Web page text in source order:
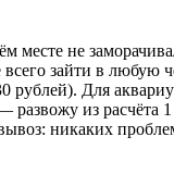
месте не
зайти в любую
рублей). Для
из расчёта
никаких